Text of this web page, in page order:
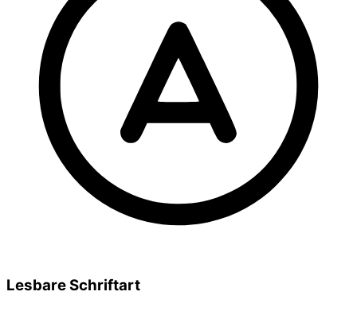
Lesbare Schriftart